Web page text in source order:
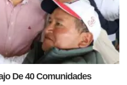
De 40 Comunidades